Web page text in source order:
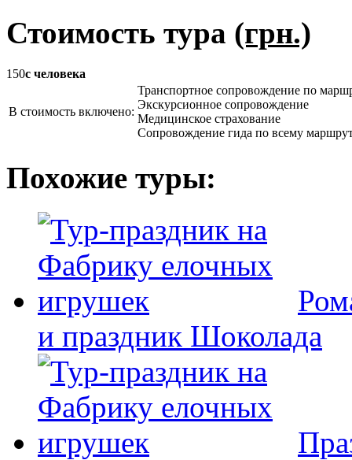
Стоимость тура (грн.)
150с человека
В стоимость включено:
Транспортное сопровождение по
Экскурсионное сопровождение
Медицинское страхование
Сопровождение гида по всему
Похожие туры:
и праздник Шоколада